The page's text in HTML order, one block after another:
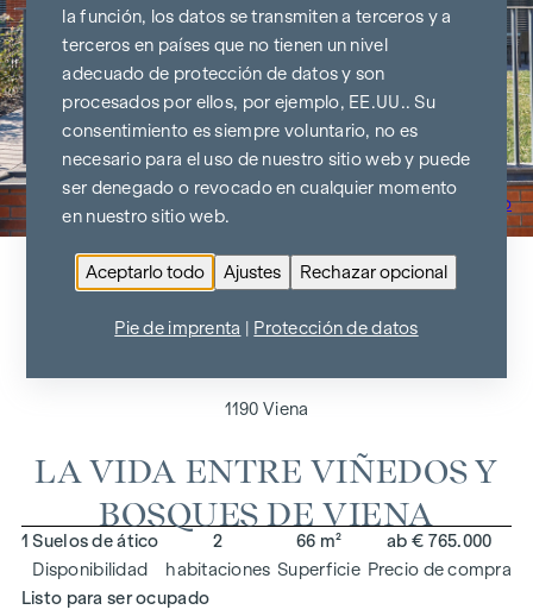
Ir al resumen del proyecto
UNTERER SCHREIBERWEG
49
1190 Viena
LA VIDA ENTRE VIÑEDOS Y
BOSQUES DE VIENA
Disponibilidad
1 Suelos de ático
habitaciones
2
Superficie
66 m²
Precio de compra
ab € 765.000
Listo para ser ocupado
la función, los datos se transmiten a terceros y a
terceros en países que no tienen un nivel
adecuado de protección de datos y son
procesados por ellos, por ejemplo, EE.UU.. Su
consentimiento es siempre voluntario, no es
necesario para el uso de nuestro sitio web y puede
ser denegado o revocado en cualquier momento
en nuestro sitio web.
Aceptarlo todo Ajustes Rechazar opcional
Pie de imprenta Protección de datos